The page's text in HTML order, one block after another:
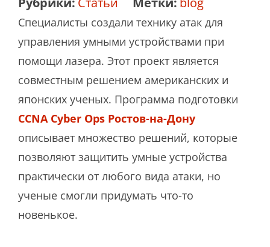
Специалисты создали технику атак для
управления умными устройствами при
помощи лазера. Этот проект является
совместным решением американских и
японских ученых. Программа подготовки
CCNA Cyber Ops Ростов-на-Дону
описывает множество решений, которые
позволяют защитить умные устройства
практически от любого вида атаки, но
ученые смогли придумать что-то
новенькое.